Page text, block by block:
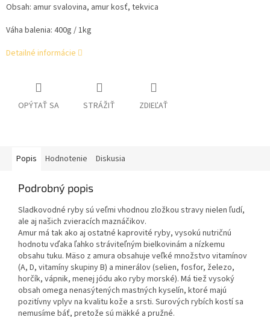
Obsah: amur svalovina, amur kosť, tekvica
Váha balenia: 400g / 1kg
Detailné informácie
OPÝTAŤ SA STRÁŽIŤ ZDIEĽAŤ
Popis Hodnotenie Diskusia
Podrobný popis
Sladkovodné ryby sú veľmi vhodnou zložkou stravy nielen ľudí,
ale aj našich zvieracích maznáčikov.
Amur má tak ako aj ostatné kaprovité ryby, vysokú nutričnú
hodnotu vďaka ľahko stráviteľným bielkovinám a nízkemu
obsahu tuku. Mäso z amura obsahuje veľké množstvo vitamínov
(A, D, vitamíny skupiny B) a minerálov (selien, fosfor, železo,
horčík, vápnik, menej jódu ako ryby morské). Má tiež vysoký
obsah omega nenasýtených mastných kyselín, ktoré majú
pozitívny vplyv na kvalitu kože a srsti. Surových rybích kostí sa
nemusíme báť, pretože sú mäkké a pružné.